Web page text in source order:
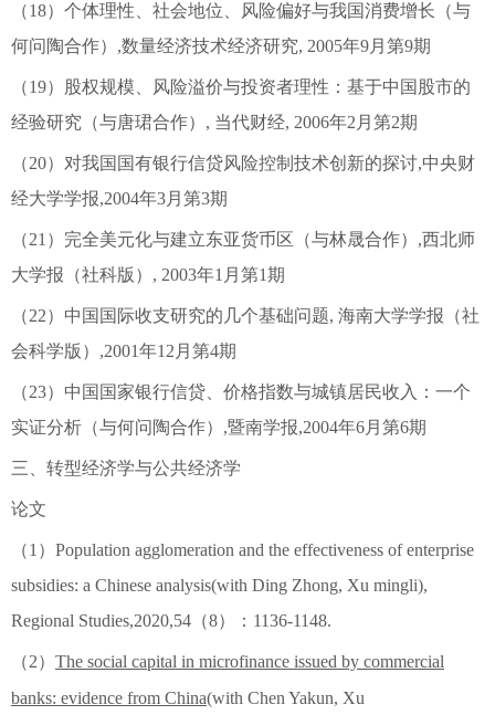
（18）个体理性、社会地位、风险偏好与我国消费增长（与
何问陶合作）,数量经济技术经济研究, 2005年9月第9期
（19）股权规模、风险溢价与投资者理性：基于中国股市的
经验研究（与唐珺合作）, 当代财经, 2006年2月第2期
（20）对我国国有银行信贷风险控制技术创新的探讨,中央财
经大学学报,2004年3月第3期
（21）完全美元化与建立东亚货币区（与林晟合作）,西北师
大学报（社科版）, 2003年1月第1期
（22）中国国际收支研究的几个基础问题, 海南大学学报（社
会科学版）,2001年12月第4期
（23）中国国家银行信贷、价格指数与城镇居民收入：一个
实证分析（与何问陶合作）,暨南学报,2004年6月第6期
三、转型经济学与公共经济学
论文
（1）Population agglomeration and the effectiveness of enterprise
subsidies: a Chinese analysis(with Ding Zhong, Xu mingli),
Regional Studies,2020,54（8）：1136-1148.
（2） The social capital in microfinance issued by commercial
banks: evidence from China(with Chen Yakun, Xu